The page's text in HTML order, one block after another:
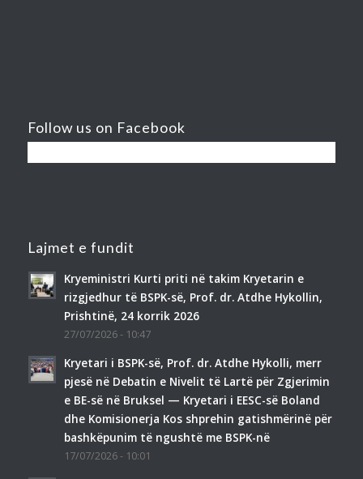
Follow us on Facebook
Lajmet e fundit
Kryeministri Kurti priti në takim Kryetarin e
rizgjedhur të BSPK-së, Prof. dr. Atdhe Hykollin,
Prishtinë, 24 korrik 2026
27/07/2026 - 10:47
Kryetari i BSPK-së, Prof. dr. Atdhe Hykolli, merr
pjesë në Debatin e Nivelit të Lartë për Zgjerimin
e BE-së në Bruksel — Kryetari i EESC-së Boland
dhe Komisionerja Kos shprehin gatishmërinë për
bashkëpunim të ngushtë me BSPK-në
17/07/2026 - 10:01